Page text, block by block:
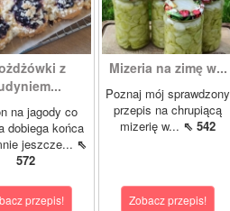
z
na jagody co
dobiega końca
jeszcze... ⇖
572
przepis!
Mizeria na zimę w...
Poznaj mój sprawdzony
przepis na chrupiącą
mizerię w... ⇖ 542
Zobacz przepis!